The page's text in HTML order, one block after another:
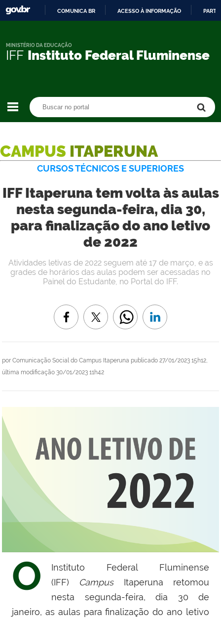
CONTEÚDO
COMUNICA BR ACESSO À INFORMAÇÃO
IFF Instituto Federal Fluminense
MINISTÉRIO DA EDUCAÇÃO
CAMPUS ITAPERUNA
CURSOS TÉCNICOS E SUPERIORES
IFF Itaperuna tem volta às aulas
nesta segunda-feira, dia 30,
para finalização do ano letivo
de 2022
por Comunicação Social do Campus Itaperuna publicado 27/01/2023 15h12,
última modificação 30/01/2023 11h42
Atividades letivas de 2022 seguem até 17 de março, e as
grades de horários das aulas podem ser acessadas no
Painel do Estudante, no Portal do IFF.
O
Instituto Federal Fluminense
(IFF) CampusItaperuna retomou
nesta segunda-feira, dia 30 de
janeiro, as aulas para finalização do ano letivo